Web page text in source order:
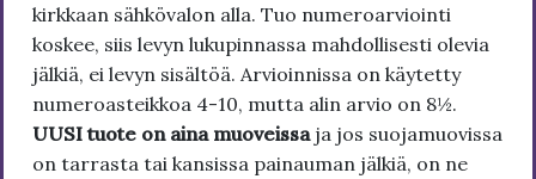
kirkkaan sähkövalon alla. Tuo numeroarviointi
koskee, siis levyn lukupinnassa mahdollisesti olevia
jälkiä, ei levyn sisältöä. Arvioinnissa on käytetty
numeroasteikkoa 4-10, mutta alin arvio on 8½.
UUSI tuote on aina muoveissa ja jos suojamuovissa
on tarrasta tai kansissa painauman jälkiä, on ne